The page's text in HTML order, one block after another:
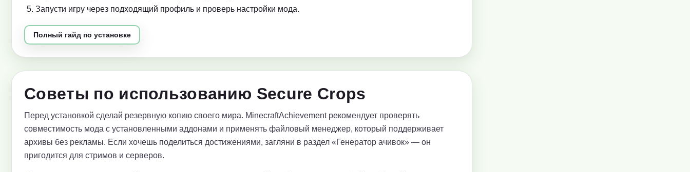
Запусти игру через подходящий профиль и проверь настройки мода.
Полный гайд по установке
Советы по использованию Secure Crops
Перед установкой сделай резервную копию своего мира. MinecraftAchievement рекомендует проверять
совместимость мода с установленными аддонами и применять файловый менеджер, который поддерживает
архивы без рекламы. Если хочешь поделиться достижениями, загляни в раздел «Генератор ачивок» — он
пригодится для стримов и серверов.